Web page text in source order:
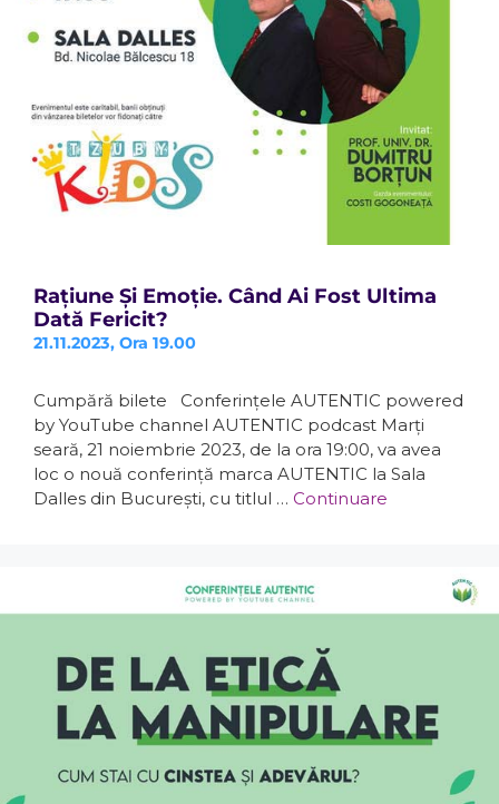
Rațiune Și Emoție. Când Ai Fost Ultima
Dată Fericit?
21.11.2023, Ora 19.00
Cumpără bilete Conferințele AUTENTIC powered
by YouTube channel AUTENTIC podcast Marți
seară, 21 noiembrie 2023, de la ora 19:00, va avea
loc o nouă conferință marca AUTENTIC la Sala
Dalles din București, cu titlul … Continuare